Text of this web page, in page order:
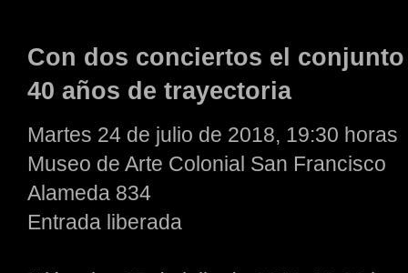
Con dos conciertos el
40 años de trayectoria
Martes 24 de julio de 2018, 19:30 horas
Museo de Arte Colonial San Francisco
Alameda 834
Entrada liberada